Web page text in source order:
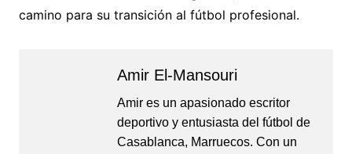
camino para su transición al fútbol profesional.
Amir El-Mansouri
Amir es un apasionado escritor
deportivo y entusiasta del fútbol de
Casablanca, Marruecos. Con un